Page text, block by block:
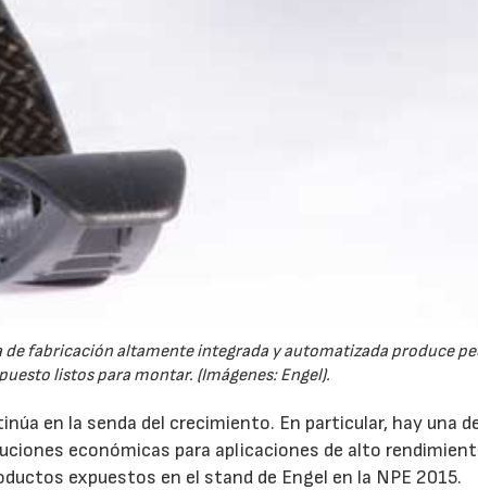
de fabricación altamente integrada y automatizada produce
listos para montar. (Imágenes: Engel).
en la senda del crecimiento. En particular, hay una
económicas para aplicaciones de alto
expuestos en el stand de Engel en la NPE 2015.